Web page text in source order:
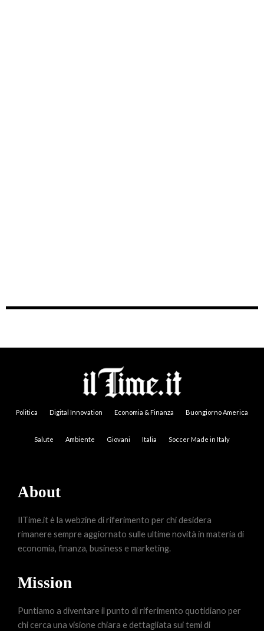
Politica Digital Innovation Economia & Finanza Buongiorno America
Salute Ambiente Giovani Italia Soccer Made in Italy
About
IlTime.it è la webzine di riferimento per chi desidera
rimanere sempre aggiornato sulle ultime novità in materia di
economia, finanza, business e marketing.
Mission
Puntiamo a diventare il punto di riferimento quotidiano per
chi cerca una visione chiara e dettagliata sui temi di